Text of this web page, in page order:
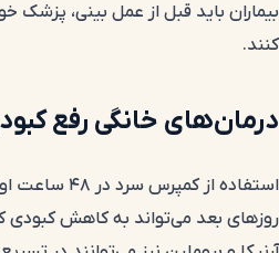
بیماران باید قبل از عمل بینی، پزشک
کنند.
درمان‌های خانگی رفع
استفاده از
روزهای بعد می‌تواند به کاهش